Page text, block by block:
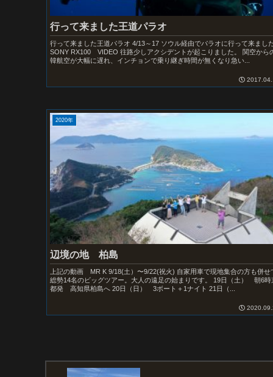
行って来ました王道パラオ
行って来ました王道パラオ 4/13～17 ソウル経由でパラオに行って来まし
SONY RX100 VIDEO 往路少しアクシデントが起こりました。 関空から
韓航空が大幅に遅れ、インチョンで乗り継ぎ時間が無くなり急い...
2020年
辺境の地 柏島
上記の動画 MR K 9/18(土）〜9/22(祝火) 自家用車で現地集合の方も併せ
総勢14名のビッグツアー。大人の遠足の始まりです。 19日（土） 朝6時
都発 高知県柏島へ 20日（日） 3ボート＋1ナイト 21日（...